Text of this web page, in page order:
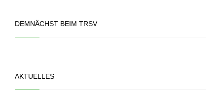
DEMNÄCHST BEIM TRSV
AKTUELLES